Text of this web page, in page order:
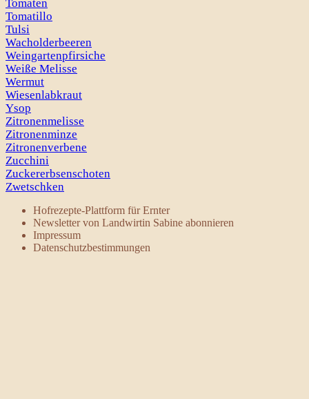
Tomaten
Tomatillo
Tulsi
Wacholderbeeren
Weingartenpfirsiche
Weiße Melisse
Wermut
Wiesenlabkraut
Ysop
Zitronenmelisse
Zitronenminze
Zitronenverbene
Zucchini
Zuckererbsenschoten
Zwetschken
Hofrezepte-Plattform für Ernter
Newsletter von Landwirtin Sabine abonnieren
Impressum
Datenschutzbestimmungen